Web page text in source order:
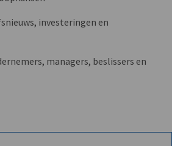
investeringen en
managers, beslissers en